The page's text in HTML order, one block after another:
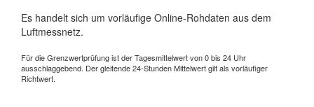
Es handelt sich um vorläufige Online-Rohdaten aus dem
Luftmessnetz.
Für die Grenzwertprüfung ist der Tagesmittelwert von 0 bis 24 Uhr
ausschlaggebend. Der gleitende 24-Stunden Mittelwert gilt als vorläufiger
Richtwert.